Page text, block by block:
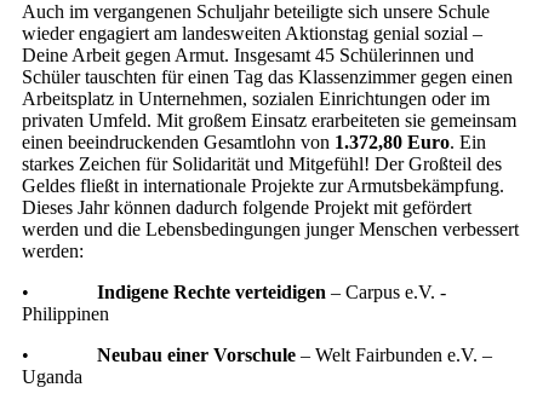
Auch im vergangenen Schuljahr beteiligte sich unsere Schule
wieder engagiert am landesweiten Aktionstag genial sozial –
Deine Arbeit gegen Armut. Insgesamt 45 Schülerinnen und
Schüler tauschten für einen Tag das Klassenzimmer gegen einen
Arbeitsplatz in Unternehmen, sozialen Einrichtungen oder im
privaten Umfeld. Mit großem Einsatz erarbeiteten sie gemeinsam
einen beeindruckenden Gesamtlohn von 1.372,80 Euro. Ein
starkes Zeichen für Solidarität und Mitgefühl! Der Großteil des
Geldes fließt in internationale Projekte zur Armutsbekämpfung.
Dieses Jahr können dadurch folgende Projekt mit gefördert
werden und die Lebensbedingungen junger Menschen verbessert
werden:
• Indigene Rechte verteidigen – Carpus e.V. -
Philippinen
• Neubau einer Vorschule – Welt Fairbunden e.V. –
Uganda